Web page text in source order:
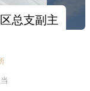
总支副主